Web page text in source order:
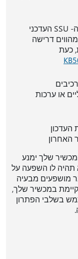
התקנת ה- SSU העדכני
דרישה
כעת
או ערכות
העדכון
האחרון
שלך ימנע
תהיה לו השפעה על
מושפעים מבעיה
קיימת במכשיר שלך,
בשלבי הפתרון